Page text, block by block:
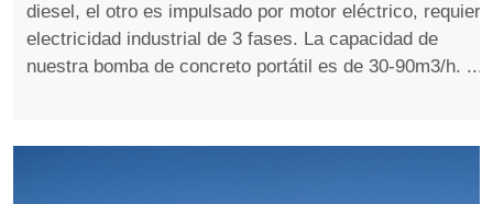
diesel, el otro es impulsado por motor eléctrico, requiere
electricidad industrial de 3 fases. La capacidad de
nuestra bomba de concreto portátil es de 30-90m3/h. ...